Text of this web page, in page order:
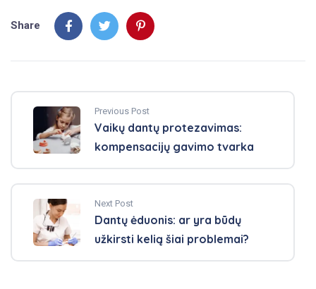
Share
Previous Post
Vaikų dantų protezavimas:
kompensacijų gavimo tvarka
Next Post
Dantų ėduonis: ar yra būdų
užkirsti kelią šiai problemai?